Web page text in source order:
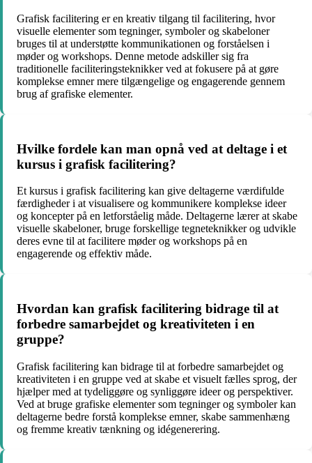
Grafisk facilitering er en kreativ tilgang til facilitering, hvor
visuelle elementer som tegninger, symboler og skabeloner
bruges til at understøtte kommunikationen og forståelsen i
møder og workshops. Denne metode adskiller sig fra
traditionelle faciliteringsteknikker ved at fokusere på at gøre
komplekse emner mere tilgængelige og engagerende gennem
brug af grafiske elementer.
Hvilke fordele kan man opnå ved at deltage i et
kursus i grafisk facilitering?
Et kursus i grafisk facilitering kan give deltagerne værdifulde
færdigheder i at visualisere og kommunikere komplekse ideer
og koncepter på en letforståelig måde. Deltagerne lærer at skabe
visuelle skabeloner, bruge forskellige tegneteknikker og udvikle
deres evne til at facilitere møder og workshops på en
engagerende og effektiv måde.
Hvordan kan grafisk facilitering bidrage til at
forbedre samarbejdet og kreativiteten i en
gruppe?
Grafisk facilitering kan bidrage til at forbedre samarbejdet og
kreativiteten i en gruppe ved at skabe et visuelt fælles sprog, der
hjælper med at tydeliggøre og synliggøre ideer og perspektiver.
Ved at bruge grafiske elementer som tegninger og symboler kan
deltagerne bedre forstå komplekse emner, skabe sammenhæng
og fremme kreativ tænkning og idégenerering.